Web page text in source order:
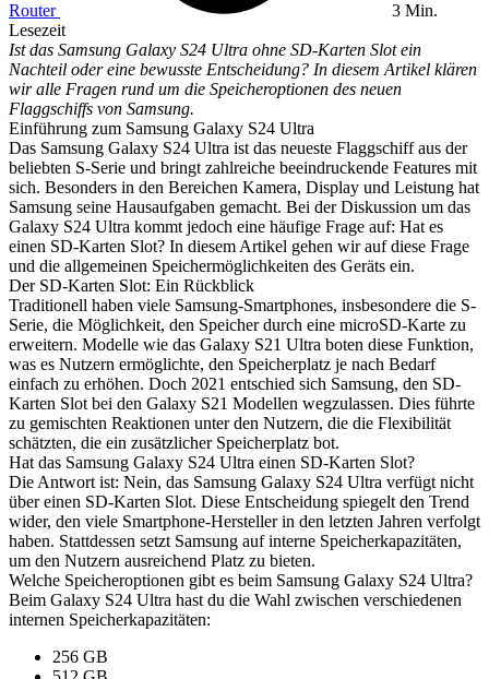
Router
3 Min.
Lesezeit
Ist das Samsung Galaxy S24 Ultra ohne SD-Karten Slot ein
Nachteil oder eine bewusste Entscheidung? In diesem Artikel klären
wir alle Fragen rund um die Speicheroptionen des neuen
Flaggschiffs von Samsung.
Einführung zum Samsung Galaxy S24 Ultra
Das Samsung Galaxy S24 Ultra ist das neueste Flaggschiff aus der
beliebten S-Serie und bringt zahlreiche beeindruckende Features mit
sich. Besonders in den Bereichen Kamera, Display und Leistung hat
Samsung seine Hausaufgaben gemacht. Bei der Diskussion um das
Galaxy S24 Ultra kommt jedoch eine häufige Frage auf: Hat es
einen SD-Karten Slot? In diesem Artikel gehen wir auf diese Frage
und die allgemeinen Speichermöglichkeiten des Geräts ein.
Der SD-Karten Slot: Ein Rückblick
Traditionell haben viele Samsung-Smartphones, insbesondere die S-
Serie, die Möglichkeit, den Speicher durch eine microSD-Karte zu
erweitern. Modelle wie das Galaxy S21 Ultra boten diese Funktion,
was es Nutzern ermöglichte, den Speicherplatz je nach Bedarf
einfach zu erhöhen. Doch 2021 entschied sich Samsung, den SD-
Karten Slot bei den Galaxy S21 Modellen wegzulassen. Dies führte
zu gemischten Reaktionen unter den Nutzern, die die Flexibilität
schätzten, die ein zusätzlicher Speicherplatz bot.
Hat das Samsung Galaxy S24 Ultra einen SD-Karten Slot?
Die Antwort ist: Nein, das Samsung Galaxy S24 Ultra verfügt nicht
über einen SD-Karten Slot. Diese Entscheidung spiegelt den Trend
wider, den viele Smartphone-Hersteller in den letzten Jahren verfolgt
haben. Stattdessen setzt Samsung auf interne Speicherkapazitäten,
um den Nutzern ausreichend Platz zu bieten.
Welche Speicheroptionen gibt es beim Samsung Galaxy S24 Ultra?
Beim Galaxy S24 Ultra hast du die Wahl zwischen verschiedenen
internen Speicherkapazitäten:
256 GB